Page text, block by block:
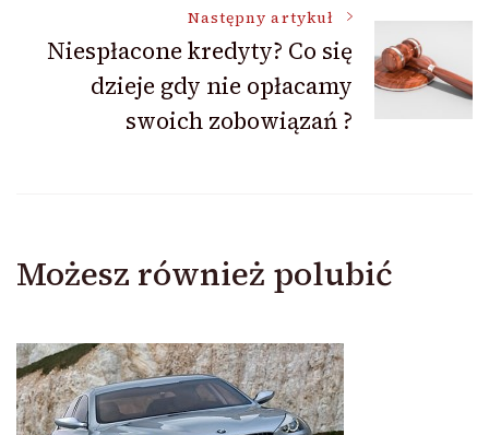
Następny artykuł
Niespłacone kredyty? Co się
dzieje gdy nie opłacamy
swoich zobowiązań ?
Możesz również polubić